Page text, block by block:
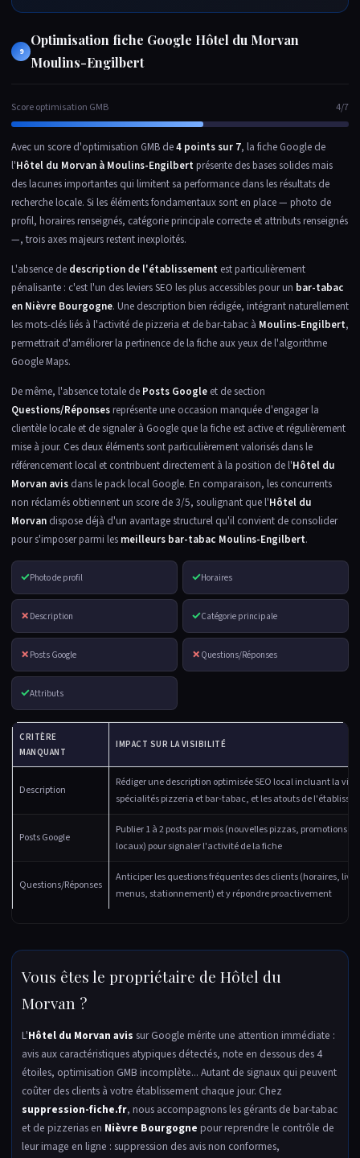
9
Optimisation fiche Google Hôtel du Morvan
Moulins-Engilbert
Score optimisation GMB 4/7
Avec un score d'optimisation GMB de4 points sur 7, la fiche Google de
l'Hôtel du Morvan à Moulins-Engilbert présente des bases solides mais
des lacunes importantes qui limitent sa performance dans les résultats de
recherche locale. Si les éléments fondamentaux sont en place — photo de
profil, horaires renseignés, catégorie principale correcte et attributs renseignés
—, trois axes majeurs restent inexploités.
L'absence de description de l'établissement est particulièrement
pénalisante : c'est l'un des leviers SEO les plus accessibles pour un bar-tabac
en Nièvre Bourgogne. Une description bien rédigée, intégrant naturellement
les mots-clés liés à l'activité de pizzeria et de bar-tabac à Moulins-Engilbert,
permettrait d'améliorer la pertinence de la fiche aux yeux de l'algorithme
Google Maps.
De même, l'absence totale de Posts Google et de section
Questions/Réponses représente une occasion manquée d'engager la
clientèle locale et de signaler à Google que la fiche est active et régulièrement
mise à jour. Ces deux éléments sont particulièrement valorisés dans le
référencement local et contribuent directement à la position de l'Hôtel du
Morvan avis dans le pack local Google. En comparaison, les concurrents
non réclamés obtiennent un score de 3/5, soulignant que l'Hôtel du
Morvan dispose déjà d'un avantage structurel qu'il convient de consolider
pour s'imposer parmi les meilleurs bar-tabac Moulins-Engilbert.
✓Photo de profil ✓Horaires
✗ Description ✓Catégorie principale
✗ Posts Google ✗ Questions/Réponses
✓Attributs
CRITÈRE
MANQUANT
IMPACT SUR LA VISIBILITÉ
Description
Rédiger une description optimisée SEO local incluant la
spécialités pizzeria et bar-tabac, et les atouts de
Posts Google
Publier 1 à 2 posts par mois (nouvelles pizzas, promotions,
locaux) pour signaler l'activité de la fiche
Questions/Réponses
Anticiper les questions fréquentes des clients (horaires,
menus, stationnement) et y répondre proactivement
Vous êtes le propriétaire de Hôtel du
Morvan ?
L'Hôtel du Morvan avis sur Google mérite une attention immédiate :
avis aux caractéristiques atypiques détectés, note en dessous des 4
étoiles, optimisation GMB incomplète... Autant de signaux qui peuvent
coûter des clients à votre établissement chaque jour. Chez
suppression-fiche.fr, nous accompagnons les gérants de bar-tabac
et de pizzerias en Nièvre Bourgogne pour reprendre le contrôle de
leur image en ligne : suppression des avis non conformes,